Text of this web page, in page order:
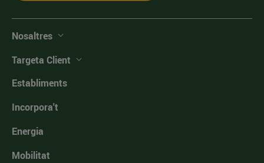
Nosaltres
Targeta Client
Establiments
Incorpora't
Energia
Mobilitat